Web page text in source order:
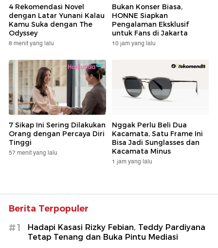
4 Rekomendasi Novel
dengan Latar Yunani Kalau
Kamu Suka dengan The
Odyssey
8 menit yang lalu
Bukan Konser Biasa,
HONNE Siapkan
Pengalaman Eksklusif
untuk Fans di Jakarta
10 jam yang lalu
7 Sikap Ini Sering Dilakukan
Orang dengan Percaya Diri
Tinggi
57 menit yang lalu
Nggak Perlu Beli Dua
Kacamata, Satu Frame Ini
Bisa Jadi Sunglasses dan
Kacamata Minus
1 jam yang lalu
Berita Terpopuler
#1
Hadapi Kasasi Rizky Febian, Teddy Pardiyana
Tetap Tenang dan Buka Pintu Mediasi